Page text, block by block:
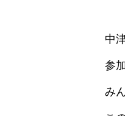
中
参
み